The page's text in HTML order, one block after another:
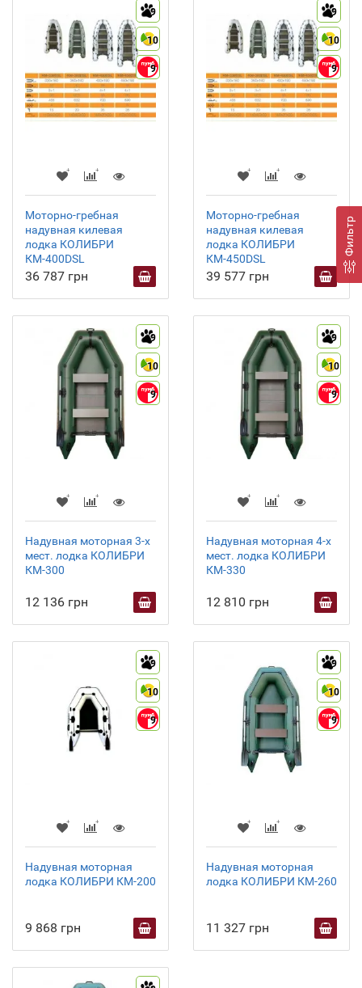
Фильтр
9
10
9
Моторно-гребная
надувная килевая
лодка КОЛИБРИ
КМ-400DSL
36 787 грн
9
10
9
Моторно-гребная
надувная килевая
лодка КОЛИБРИ
КМ-450DSL
39 577 грн
9
10
9
Надувная моторная 3-х
мест. лодка КОЛИБРИ
КМ-300
12 136 грн
9
10
9
Надувная моторная 4-х
мест. лодка КОЛИБРИ
КМ-330
12 810 грн
9
10
9
Надувная моторная
лодка КОЛИБРИ КМ-200
9 868 грн
9
10
9
Надувная моторная
лодка КОЛИБРИ КМ-260
11 327 грн